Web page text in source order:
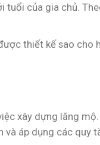
tuổi của gia chủ.
thiết kế sao cho
xây dựng lăng
và áp dụng các quy